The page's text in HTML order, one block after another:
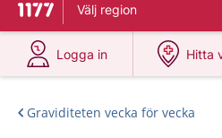
Till startsidan för 1177
Välj region
Logga in
på 1177.se
Hitta
på
Graviditeten vecka för vecka